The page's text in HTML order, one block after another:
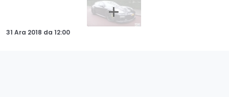
31 Ara 2018 da 12:00